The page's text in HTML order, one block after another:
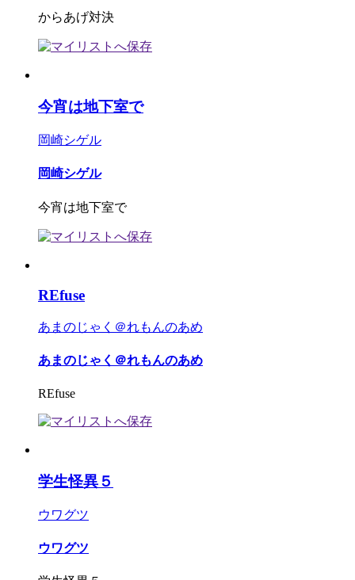
からあげ対決
今宵は地下室で
岡崎シゲル
岡崎シゲル
今宵は地下室で
REfuse
あまのじゃく＠れもんのあめ
あまのじゃく＠れもんのあめ
REfuse
学生怪異５
ウワグツ
ウワグツ